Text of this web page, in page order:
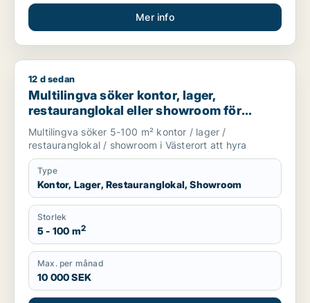
Mer info
Multilingva söker kontor, lager, restauranglokal eller
12 d sedan
Multilingva söker kontor, lager,
restauranglokal eller showroom för
uthyrning i Västerort
Multilingva söker 5-100 m² kontor / lager /
restauranglokal / showroom i Västerort att hyra
Type
Kontor, Lager, Restauranglokal, Showroom
Storlek
5 - 100 m2
Max. per månad
10 000 SEK